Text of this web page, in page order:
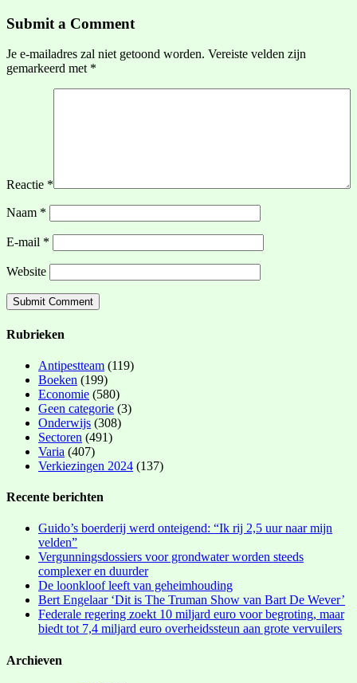
Submit a Comment
Je e-mailadres zal niet getoond worden. Vereiste velden zijn
gemarkeerd met *
Reactie *
Naam *
E-mail *
Website
Rubrieken
Antipestteam (119)
Boeken (199)
Economie (580)
Geen categorie (3)
Onderwijs (308)
Sectoren (491)
Varia (407)
Verkiezingen 2024 (137)
Recente berichten
Guido’s boerderij werd onteigend: “Ik rij 2,5 uur naar mijn
velden”
Vergunningsdossiers voor grondwater worden steeds
complexer en duurder
De loonkloof leeft van geheimhouding
Bert Engelaar ‘Dit is The Truman Show van Bart De Wever’
Federale regering zoekt 10 miljard euro voor begroting, maar
biedt tot 7,4 miljard euro overheidssteun aan grote vervuilers
Archieven